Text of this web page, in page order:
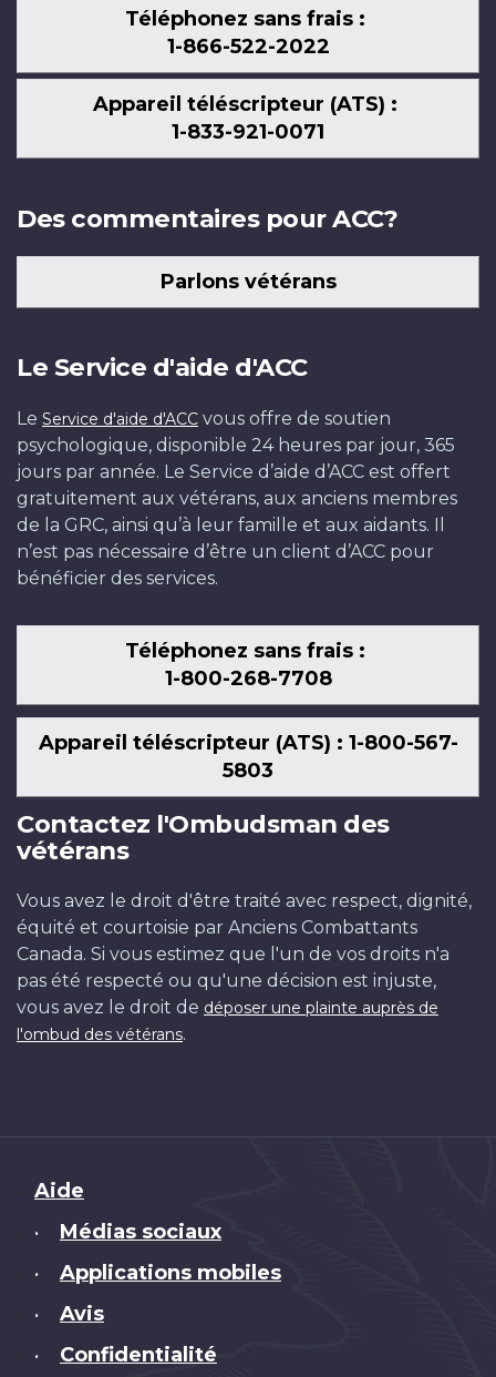
Téléphonez sans frais :
1-866-522-2022
Appareil téléscripteur (ATS) :
1-833-921-0071
Des commentaires pour ACC?
Parlons vétérans
Le Service d'aide d'ACC
Le Service d'aide d'ACC vous offre de soutien
psychologique, disponible 24 heures par jour, 365
jours par année. Le Service d’aide d’ACC est offert
gratuitement aux vétérans, aux anciens membres
de la GRC, ainsi qu’à leur famille et aux aidants. Il
n’est pas nécessaire d’être un client d’ACC pour
bénéficier des services.
Téléphonez sans frais :
1-800-268-7708
Appareil téléscripteur (ATS) : 1-800-567-
5803
Contactez l'Ombudsman des
vétérans
Vous avez le droit d'être traité avec respect, dignité,
équité et courtoisie par Anciens Combattants
Canada. Si vous estimez que l'un de vos droits n'a
pas été respecté ou qu'une décision est injuste,
vous avez le droit de déposer une plainte auprès de
l'ombud des vétérans.
Brand
Aide
• Médias sociaux
• Applications mobiles
• Avis
• Confidentialité